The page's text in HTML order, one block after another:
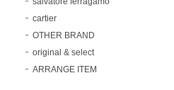
cartier
OTHER BRAND
original & select
ARRANGE ITEM